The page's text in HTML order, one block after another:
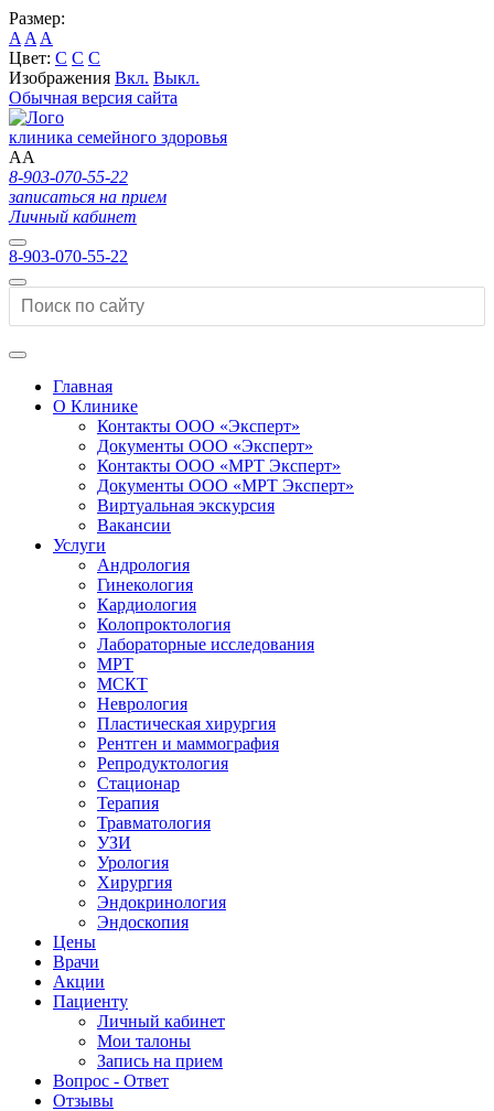
Размер:
A A A
Цвет: C C C
Изображения Вкл. Выкл.
Обычная версия сайта
клиника семейного здоровья
AA
8-903-070-55-22
записаться на прием
Личный кабинет
8-903-070-55-22
Главная
О Клинике
Контакты ООО «Эксперт»
Документы ООО «Эксперт»
Контакты ООО «МРТ Эксперт»
Документы ООО «МРТ Эксперт»
Виртуальная экскурсия
Вакансии
Услуги
Андрология
Гинекология
Кардиология
Колопроктология
Лабораторные исследования
МРТ
МСКТ
Неврология
Пластическая хирургия
Рентген и маммография
Репродуктология
Стационар
Терапия
Травматология
УЗИ
Урология
Хирургия
Эндокринология
Эндоскопия
Цены
Врачи
Акции
Пациенту
Личный кабинет
Мои талоны
Запись на прием
Вопрос - Ответ
Отзывы